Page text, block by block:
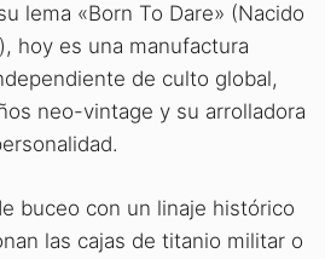
lema «Born To Dare» (Nacido
hoy es una manufactura
de culto global,
neo-vintage y su arrolladora
buceo con un linaje histórico
las cajas de titanio militar o